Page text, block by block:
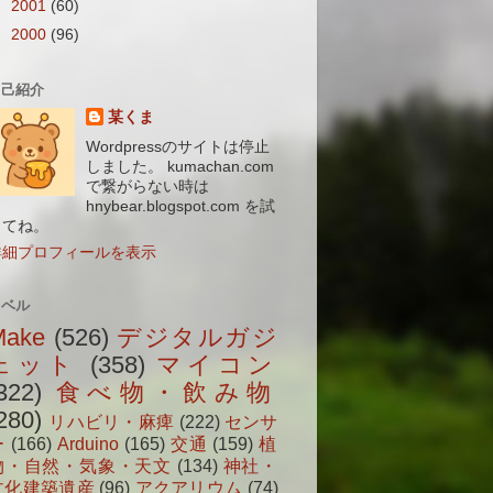
2001 (60)
2000 (96)
紹介
某くま
Wordpressのサイトは停止
しました。 kumachan.com
で繋がらない時は
hnybear.blogspot.com を試
ね。
プロフィールを表示
ル
(526) デジタルガジ
ット
(358) マイコン
食べ物・飲み物
リハビリ・麻痺 (222) センサ
(166) Arduino (165) 交通 (159) 植
・自然・気象・天文 (134) 神社・
化建築遺産 (96) アクアリウム (74)